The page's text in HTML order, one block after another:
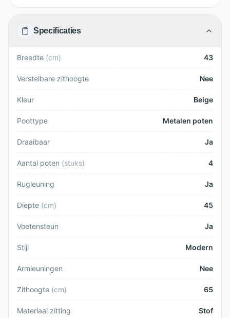
Specificaties
Breedte (cm) 43
Verstelbare zithoogte Nee
Kleur Beige
Poottype Metalen poten
Draaibaar Ja
Aantal poten (stuks) 4
Rugleuning Ja
Diepte (cm) 45
Voetensteun Ja
Stijl Modern
Armleuningen Nee
Zithoogte (cm) 65
Materiaal zitting Stof